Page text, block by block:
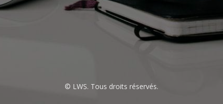
© LWS. Tous droits réservés.